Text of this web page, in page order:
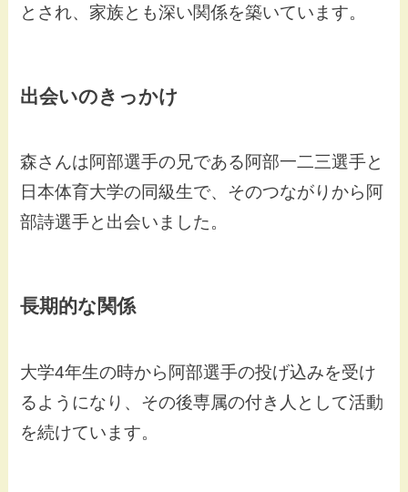
とされ、家族とも深い関係を築いています。
出会いのきっかけ
森さんは阿部選手の兄である阿部一二三選手と
日本体育大学の同級生で、そのつながりから阿
部詩選手と出会いました。
長期的な関係
大学4年生の時から阿部選手の投げ込みを受け
るようになり、その後専属の付き人として活動
を続けています。